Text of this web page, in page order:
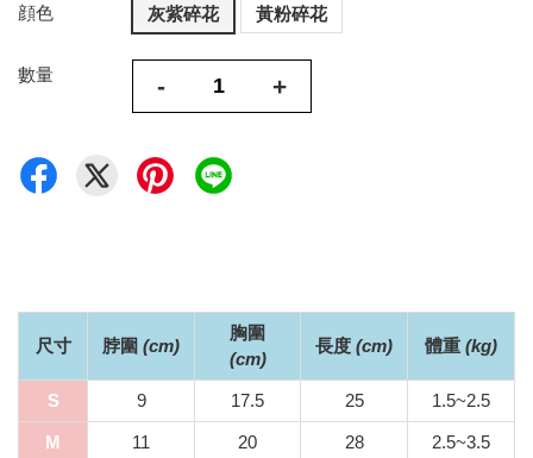
顔色 灰紫碎花 黃粉碎花
數量 - +
尺寸 脖圍 (cm)
胸圍
(cm)
長度 (cm) 體重 (kg)
S 9 17.5 25 1.5~2.5
M 11 20 28 2.5~3.5